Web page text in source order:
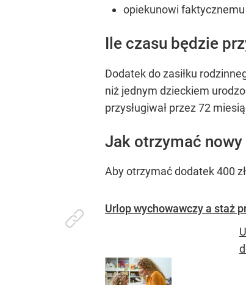
opiekunowi
Ile czasu będzie
Dodatek do zasiłku
niż jednym dzieckiem
przysługiwał przez 72
Jak otrzymać nowy
Aby otrzymać dodatek 400
Urlop wychowawczy a staż